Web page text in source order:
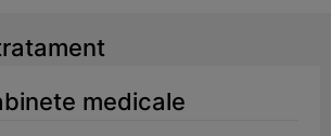
medicale